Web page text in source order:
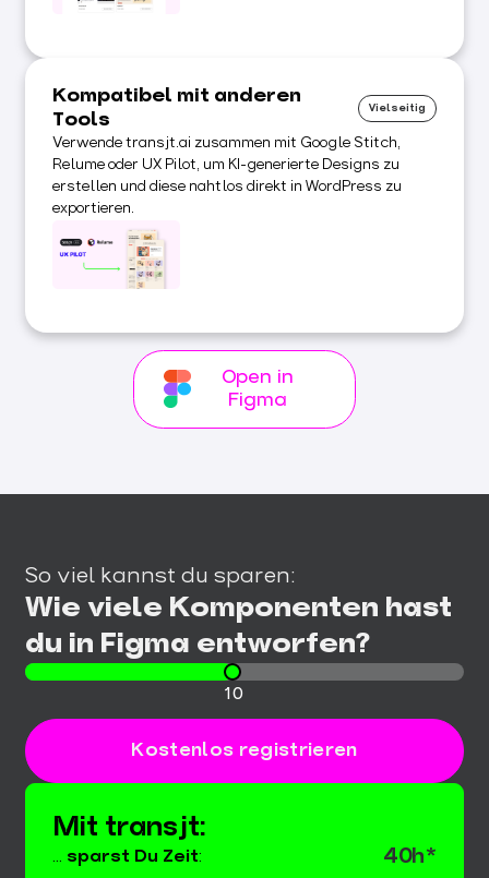
Kompatibel mit anderen
Tools
Vielseitig
Verwende transjt.ai zusammen mit Google Stitch,
Relume oder UX Pilot, um KI-generierte Designs zu
erstellen und diese nahtlos direkt in WordPress zu
exportieren.
Open in
Figma
So viel kannst du sparen:
Wie viele Komponenten hast
du in Figma entworfen?
10
components
designed
Kostenlos registrieren
Mit transjt:
... sparst Du Zeit: 40h*